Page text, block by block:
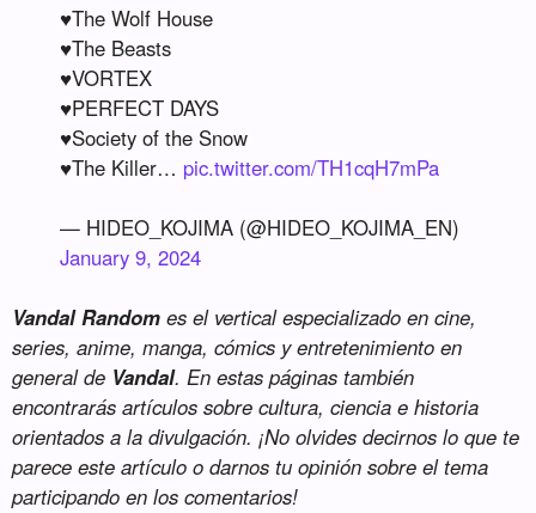
♥️The Wolf House
♥️The Beasts
♥️VORTEX
♥️PERFECT DAYS
♥️Society of the Snow
♥️The Killer… pic.twitter.com/TH1cqH7mPa
— HIDEO_KOJIMA (@HIDEO_KOJIMA_EN)
January 9, 2024
Vandal Random es el vertical especializado en cine,
series, anime, manga, cómics y entretenimiento en
general de Vandal. En estas páginas también
encontrarás artículos sobre cultura, ciencia e historia
orientados a la divulgación. ¡No olvides decirnos lo que te
parece este artículo o darnos tu opinión sobre el tema
participando en los comentarios!